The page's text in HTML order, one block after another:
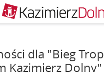
Powrót
dla "Bieg
Kazimierz Dolny"